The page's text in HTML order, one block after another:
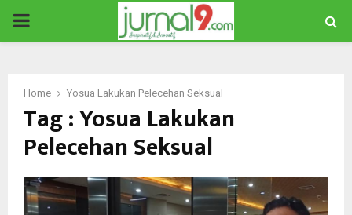
PRIMARY
Home Yosua Lakukan Pelecehan Seksual
Tag : Yosua Lakukan
Pelecehan Seksual